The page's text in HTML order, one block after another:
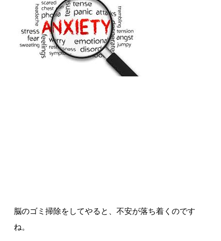
脳のゴミ掃除をしてやると、不安が落ち着くのです
ね。